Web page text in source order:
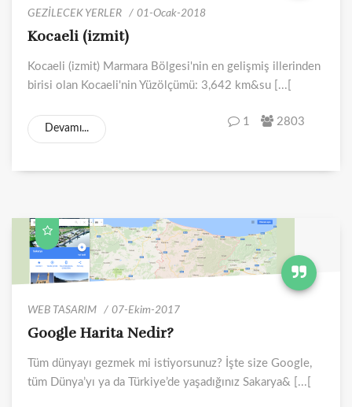
GEZİLECEK YERLER 01-Ocak-2018
Kocaeli (izmit)
Kocaeli (izmit) Marmara Bölgesi'nin en gelişmiş illerinden
birisi olan Kocaeli'nin Yüzölçümü: 3,642 km&su [...[
Devamı...
1 2803
WEB TASARIM 07-Ekim-2017
Google Harita Nedir?
Tüm dünyayı gezmek mi istiyorsunuz? İşte size Google,
tüm Dünya’yı ya da Türkiye’de yaşadığınız Sakarya& [...[